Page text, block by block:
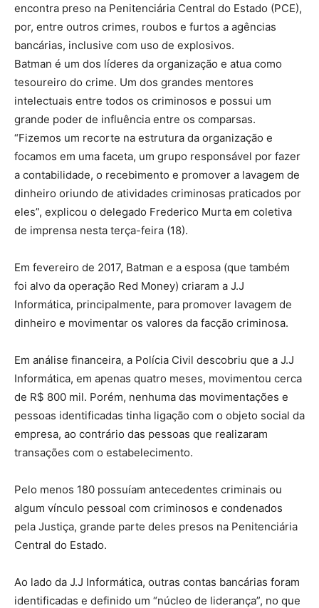
encontra preso na Penitenciária Central do Estado (PCE),
por, entre outros crimes, roubos e furtos a agências
bancárias, inclusive com uso de explosivos.
Batman é um dos líderes da organização e atua como
tesoureiro do crime. Um dos grandes mentores
intelectuais entre todos os criminosos e possui um
grande poder de influência entre os comparsas.
“Fizemos um recorte na estrutura da organização e
focamos em uma faceta, um grupo responsável por fazer
a contabilidade, o recebimento e promover a lavagem de
dinheiro oriundo de atividades criminosas praticados por
eles”, explicou o delegado Frederico Murta em coletiva
de imprensa nesta terça-feira (18).
Em fevereiro de 2017, Batman e a esposa (que também
foi alvo da operação Red Money) criaram a J.J
Informática, principalmente, para promover lavagem de
dinheiro e movimentar os valores da facção criminosa.
Em análise financeira, a Polícia Civil descobriu que a J.J
Informática, em apenas quatro meses, movimentou cerca
de R$ 800 mil. Porém, nenhuma das movimentações e
pessoas identificadas tinha ligação com o objeto social da
empresa, ao contrário das pessoas que realizaram
transações com o estabelecimento.
Pelo menos 180 possuíam antecedentes criminais ou
algum vínculo pessoal com criminosos e condenados
pela Justiça, grande parte deles presos na Penitenciária
Central do Estado.
Ao lado da J.J Informática, outras contas bancárias foram
identificadas e definido um “núcleo de liderança”, no que